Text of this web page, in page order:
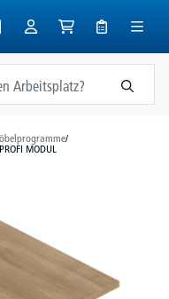
/
MODUL